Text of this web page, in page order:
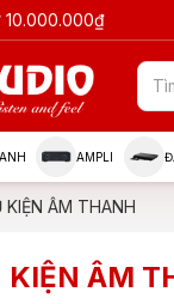
10.000.000₫
AMPLI
ÂM THANH
KIỆN ÂM